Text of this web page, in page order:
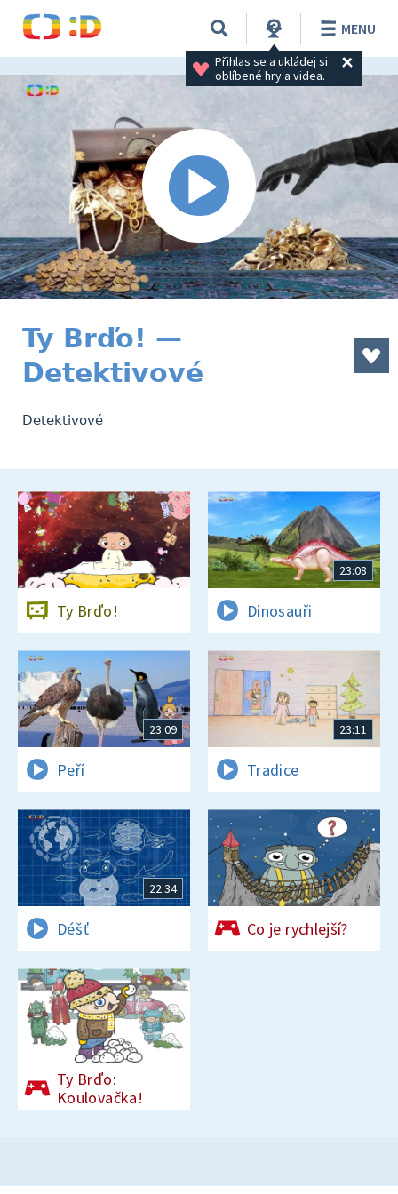
Přihlas se a ukládej si
oblíbené hry a videa.
MENU
Ty Brďo! —
Detektivové
Detektivové
Ty Brďo!
23:08
Dinosauři
23:09
Peří
23:11
Tradice
22:34
Déšť Co je rychlejší?
Ty Brďo:
Koulovačka!